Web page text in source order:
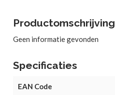
Productomschrijving
Geen informatie gevonden
Specificaties
EAN Code